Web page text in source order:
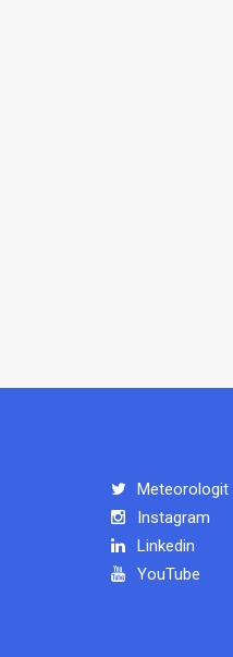
Meteorologit
Instagram
Linkedin
YouTube